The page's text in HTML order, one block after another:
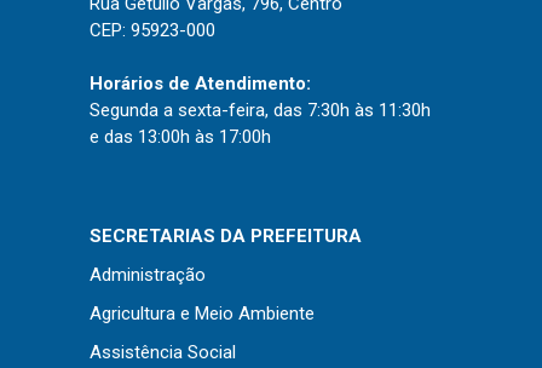
Diário Oficial (Até 30/04)
Processo Seletivo
Seletivo Simplificado
Licitações
Dispensas e Inexigibilidades
Chamamentos Públicos
Leis, Decretos e Portarias
CEP: 95923-000
Horários de Atendimento:
Segunda a sexta-feira, das 7:30h às 11:30h
e das 13:00h às 17:00h
SECRETARIAS DA PREFEITURA
Administração
Agricultura e Meio Ambiente
Assistência Social